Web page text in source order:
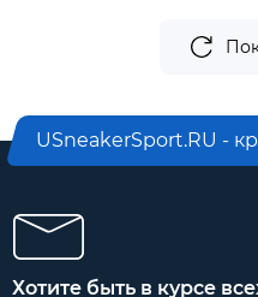
USneakerSport.RU -
Хотите быть в курсе